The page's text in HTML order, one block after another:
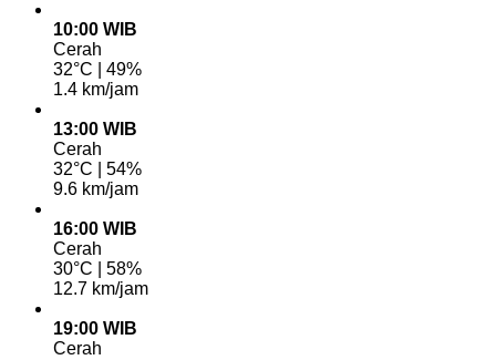
10:00 WIB
Cerah
32°C | 49%
1.4 km/jam
13:00 WIB
Cerah
32°C | 54%
9.6 km/jam
16:00 WIB
Cerah
30°C | 58%
12.7 km/jam
19:00 WIB
Cerah